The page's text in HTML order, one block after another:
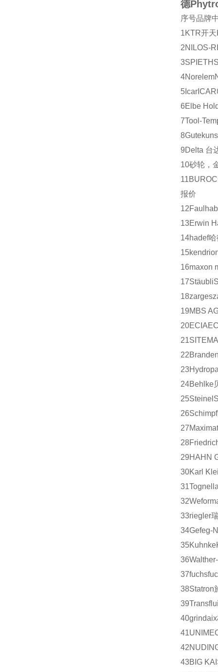
德
序号品牌
1KTR开天
2NILOS-
3SPIETH
4Norelem
5 Icar ICAR
6Elbe
7Tool-
8
9Delta 台
10砂轮，
11
报价
12
13Erwin
14hadef哈
15
16maxon
17Stäubli
18zarges
19MBS
20ECIA
21
22
23
24Behlke
25Steinel
26Schimpf
27
28
29HAHN
30Karl
31
32
33riegler
34Gefeg-
35Kuhnke
36
37fuchs
38Statron
39
40grindaix
41
42
43BIG